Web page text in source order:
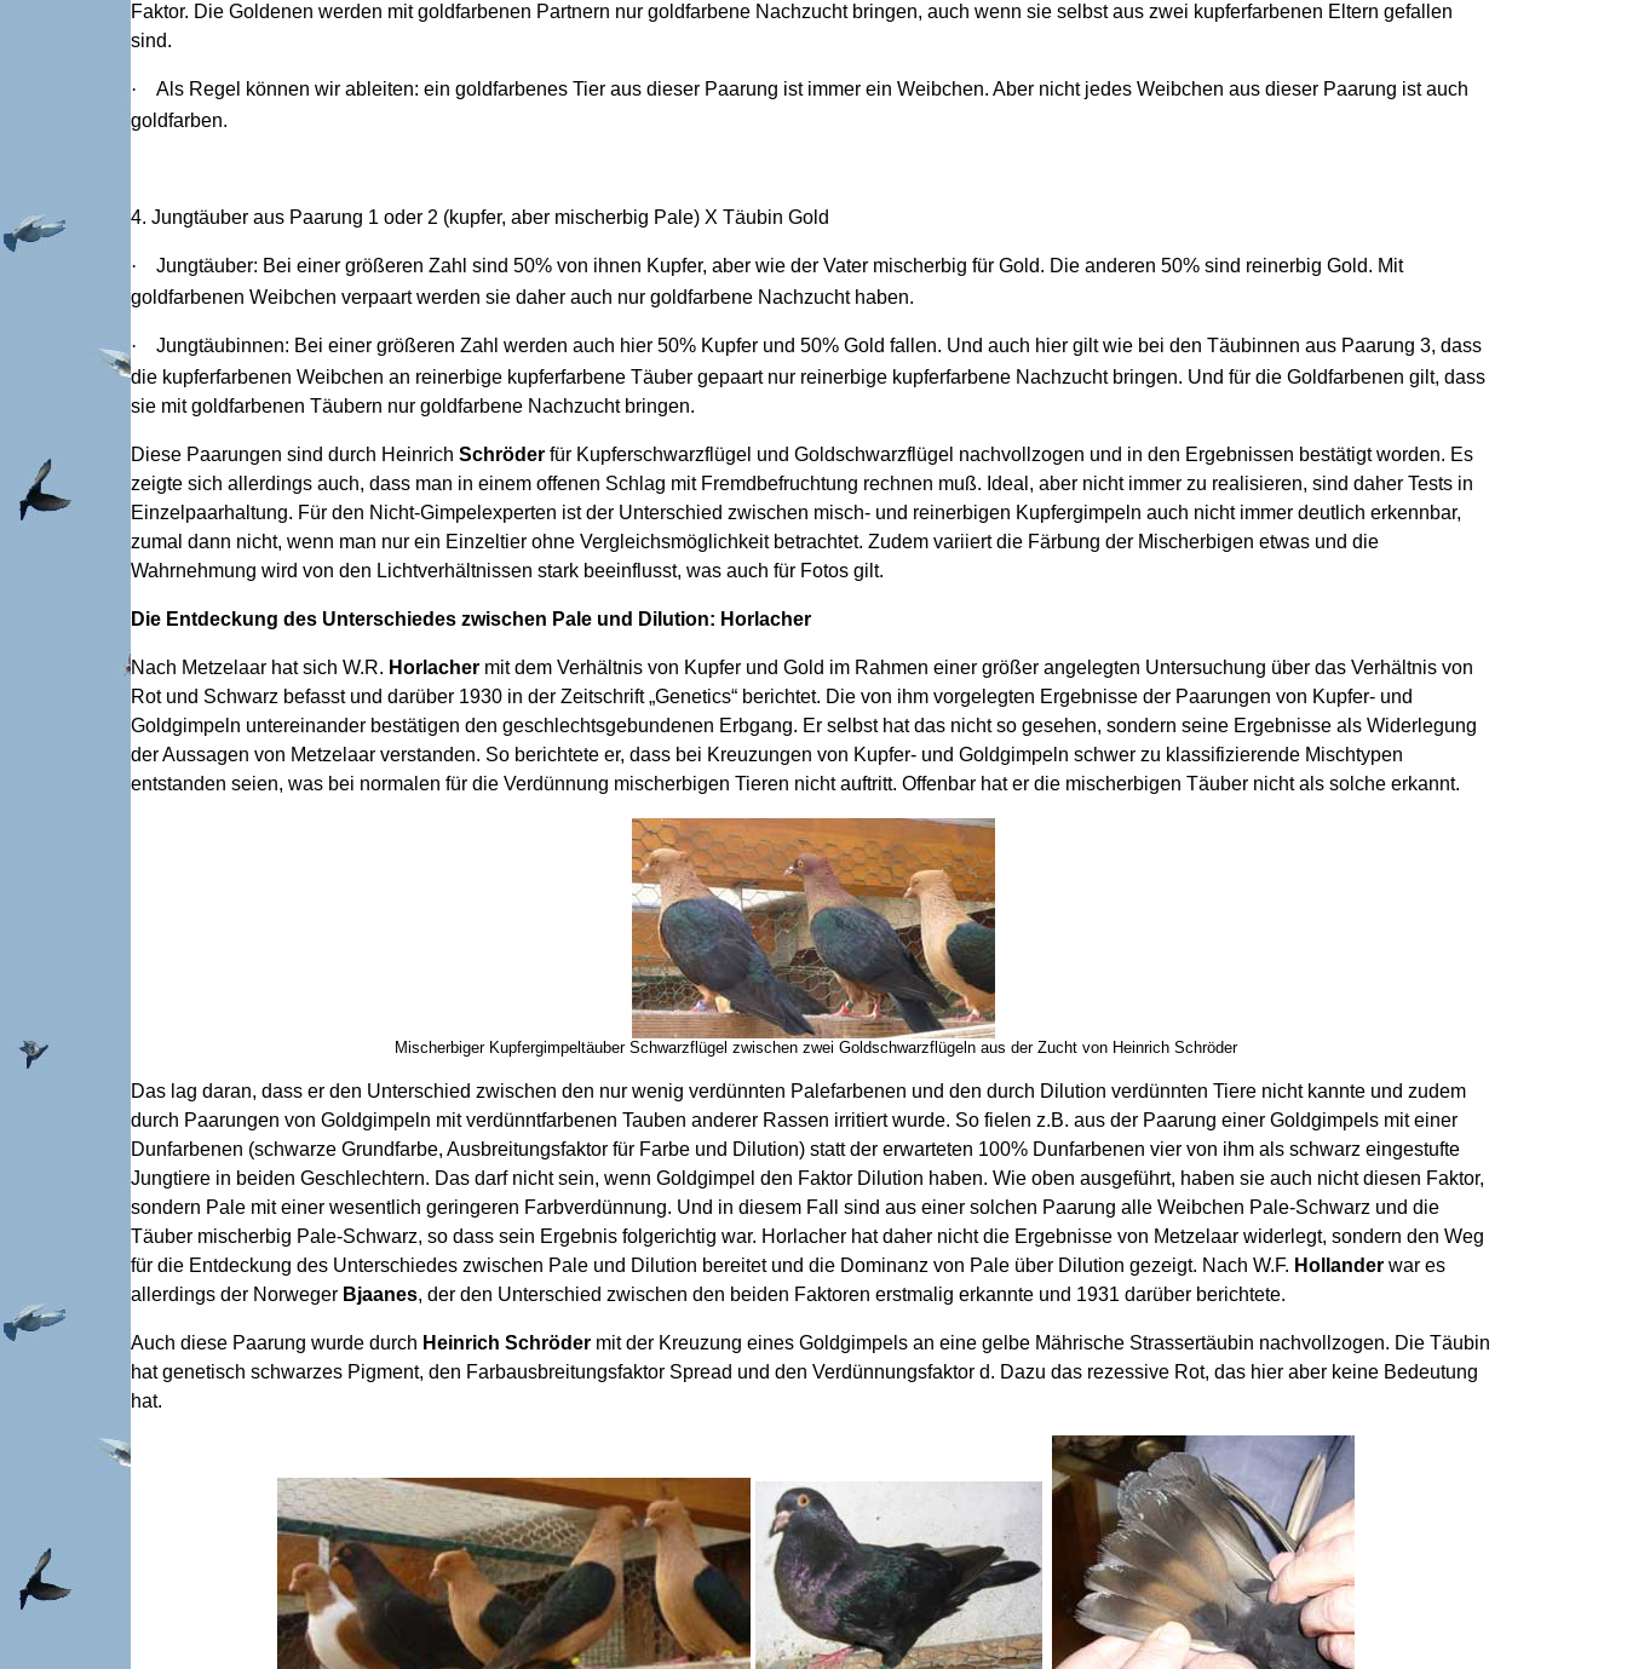
Faktor. Die Goldenen werden mit goldfarbenen Partnern nur goldfarbene Nachzucht bringen, auch wenn sie selbst aus zwei kupferfarbenen Eltern gefallen
sind.
·
Als Regel können wir ableiten: ein goldfarbenes Tier aus dieser Paarung ist immer ein Weibchen. Aber nicht jedes Weibchen aus dieser Paarung ist auch
goldfarben.
4. Jungtäuber aus Paarung 1 oder 2 (kupfer, aber mischerbig Pale) X Täubin Gold
·
Jungtäuber: Bei einer größeren Zahl sind 50% von ihnen Kupfer, aber wie der Vater mischerbig für Gold. Die anderen 50% sind reinerbig Gold. Mit
goldfarbenen Weibchen verpaart werden sie daher auch nur goldfarbene Nachzucht haben.
·
Jungtäubinnen: Bei einer größeren Zahl werden auch hier 50% Kupfer und 50% Gold fallen. Und auch hier gilt wie bei den Täubinnen aus Paarung 3, dass
die kupferfarbenen Weibchen an reinerbige kupferfarbene Täuber gepaart nur reinerbige kupferfarbene Nachzucht bringen. Und für die Goldfarbenen gilt, dass
sie mit goldfarbenen Täubern nur goldfarbene Nachzucht bringen.
Diese Paarungen sind durch Heinrich Schröder für Kupferschwarzflügel und Goldschwarzflügel nachvollzogen und in den Ergebnissen bestätigt worden. Es
zeigte sich allerdings auch, dass man in einem offenen Schlag mit Fremdbefruchtung rechnen muß. Ideal, aber nicht immer zu realisieren, sind daher Tests in
Einzelpaarhaltung. Für den Nicht-Gimpelexperten ist der Unterschied zwischen misch- und reinerbigen Kupfergimpeln auch nicht immer deutlich erkennbar,
zumal dann nicht, wenn man nur ein Einzeltier ohne Vergleichsmöglichkeit betrachtet. Zudem variiert die Färbung der Mischerbigen etwas und die
Wahrnehmung wird von den Lichtverhältnissen stark beeinflusst, was auch für Fotos gilt.
Die Entdeckung des Unterschiedes zwischen Pale und Dilution: Horlacher
Nach Metzelaar hat sich W.R. Horlacher mit dem Verhältnis von Kupfer und Gold im Rahmen einer größer angelegten Untersuchung über das Verhältnis von
Rot und Schwarz befasst und darüber 1930 in der Zeitschrift „Genetics“ berichtet. Die von ihm vorgelegten Ergebnisse der Paarungen von Kupfer- und
Goldgimpeln untereinander bestätigen den geschlechtsgebundenen Erbgang. Er selbst hat das nicht so gesehen, sondern seine Ergebnisse als Widerlegung
der Aussagen von Metzelaar verstanden. So berichtete er, dass bei Kreuzungen von Kupfer- und Goldgimpeln schwer zu klassifizierende Mischtypen
entstanden seien, was bei normalen für die Verdünnung mischerbigen Tieren nicht auftritt. Offenbar hat er die mischerbigen Täuber nicht als solche erkannt.
Mischerbiger Kupfergimpeltäuber Schwarzflügel zwischen zwei Goldschwarzflügeln aus der Zucht von Heinrich Schröder
Das lag daran, dass er den Unterschied zwischen den nur wenig verdünnten Palefarbenen und den durch Dilution verdünnten Tiere nicht kannte und zudem
durch Paarungen von Goldgimpeln mit verdünntfarbenen Tauben anderer Rassen irritiert wurde. So fielen z.B. aus der Paarung einer Goldgimpels mit einer
Dunfarbenen (schwarze Grundfarbe, Ausbreitungsfaktor für Farbe und Dilution) statt der erwarteten 100% Dunfarbenen vier von ihm als schwarz eingestufte
Jungtiere in beiden Geschlechtern. Das darf nicht sein, wenn Goldgimpel den Faktor Dilution haben. Wie oben ausgeführt, haben sie auch nicht diesen Faktor,
sondern Pale mit einer wesentlich geringeren Farbverdünnung. Und in diesem Fall sind aus einer solchen Paarung alle Weibchen Pale-Schwarz und die
Täuber mischerbig Pale-Schwarz, so dass sein Ergebnis folgerichtig war. Horlacher hat daher nicht die Ergebnisse von Metzelaar widerlegt, sondern den Weg
für die Entdeckung des Unterschiedes zwischen Pale und Dilution bereitet und die Dominanz von Pale über Dilution gezeigt. Nach W.F. Hollander war es
allerdings der Norweger Bjaanes, der den Unterschied zwischen den beiden Faktoren erstmalig erkannte und 1931 darüber berichtete.
Auch diese Paarung wurde durch Heinrich Schröder mit der Kreuzung eines Goldgimpels an eine gelbe Mährische Strassertäubin nachvollzogen. Die Täubin
hat genetisch schwarzes Pigment, den Farbausbreitungsfaktor Spread und den Verdünnungsfaktor d. Dazu das rezessive Rot, das hier aber keine Bedeutung
hat.